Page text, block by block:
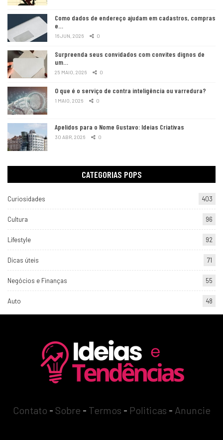
Como dados de endereço ajudam em cadastros, compras
e…
16 JUN, 2026 0
Surpreenda seus convidados com convites dignos de
um…
25 MAIO, 2026 0
O que é o serviço de contra inteligência ou varredura?
1 MAIO, 2026 0
Apelidos para o Nome Gustavo: Ideias Criativas
30 ABR, 2026 0
CATEGORIAS POPS
Curiosidades 403
Cultura 96
Lifestyle 92
Dicas úteis 71
Negócios e Finanças 55
Auto 48
Contato - Sobre - Termos - Politicas - Anuncie